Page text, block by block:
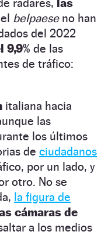
radares, las
belpaese no han
del 2022
9,9% de las
de tráfico:
italiana hacia
las
los últimos
de ciudadanos
por un lado, y
otro. No se
la figura de
cámaras de
a los medios